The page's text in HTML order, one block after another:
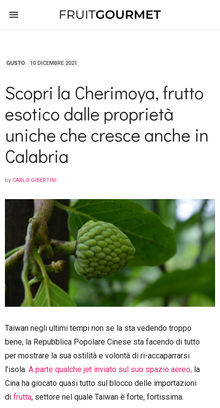
GUSTO 10 DICEMBRE 2021
Scopri la Cherimoya, frutto
esotico dalle proprietà
uniche che cresce anche in
Calabria
by CARLO GIBERTINI
Taiwan negli ultimi tempi non se la sta vedendo troppo
bene, la Repubblica Popolare Cinese sta facendo di tutto
per mostrare la sua ostilità e volontà di ri-accaparrarsi
l’isola. A parte qualche jet inviato sul suo spazio aereo, la
Cina ha giocato quasi tutto sul blocco delle importazioni
di frutta, settore nel quale Taiwan è forte, fortissima.